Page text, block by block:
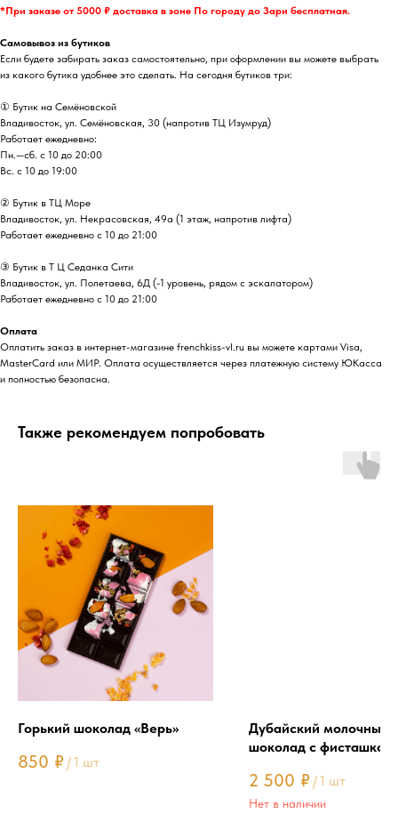
*При заказе от 5000 ₽ доставка в зоне По городу до Зари бесплатная.
Самовывоз из бутиков
Если будете забирать заказ самостоятельно, при оформлении вы можете выбрать
из какого бутика удобнее это сделать. На сегодня бутиков три:
① Бутик на Семёновской
Владивосток, ул. Семёновская, 30 (напротив ТЦ Изумруд)
Работает ежедневно:
Пн.—сб. с 10 до 20:00
Вс. с 10 до 19:00
② Бутик в ТЦ Море
Владивосток, ул. ​Некрасовская, 49а (1 этаж, напротив лифта)
Работает ежедневно с 10 до 21:00
③ Бутик в Т Ц Седанка Сити
Владивосток, ул. Полетаева, 6Д (-1 уровень, рядом с эскалатором)
Работает ежедневно с 10 до 21:00
Оплата
Оплатить заказ в интернет-магазине frenchkiss-vl.ru вы можете картами Visa,
MasterCard или МИР. Оплата осуществляется через платежную систему ЮКасса
и полностью безопасна.
Также рекомендуем попробовать
Горький шоколад «Верь»
850 ₽ /1 шт
Дубайский молочный
шоколад с
2 500 ₽ /1 шт
Нет в наличии